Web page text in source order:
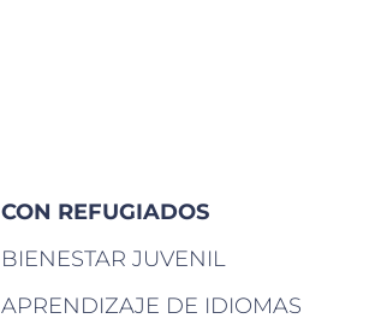
CON REFUGIADOS
BIENESTAR JUVENIL
APRENDIZAJE DE IDIOMAS